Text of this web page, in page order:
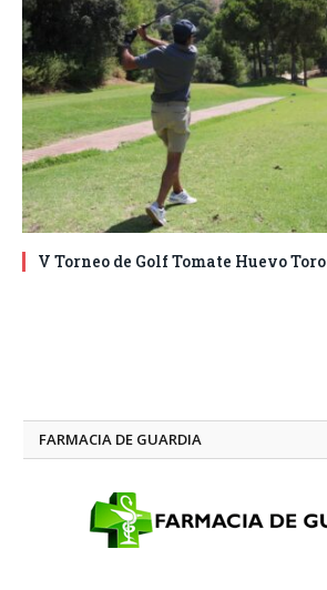
V Torneo de Golf Tomate Huevo Toro
FARMACIA DE GUARDIA